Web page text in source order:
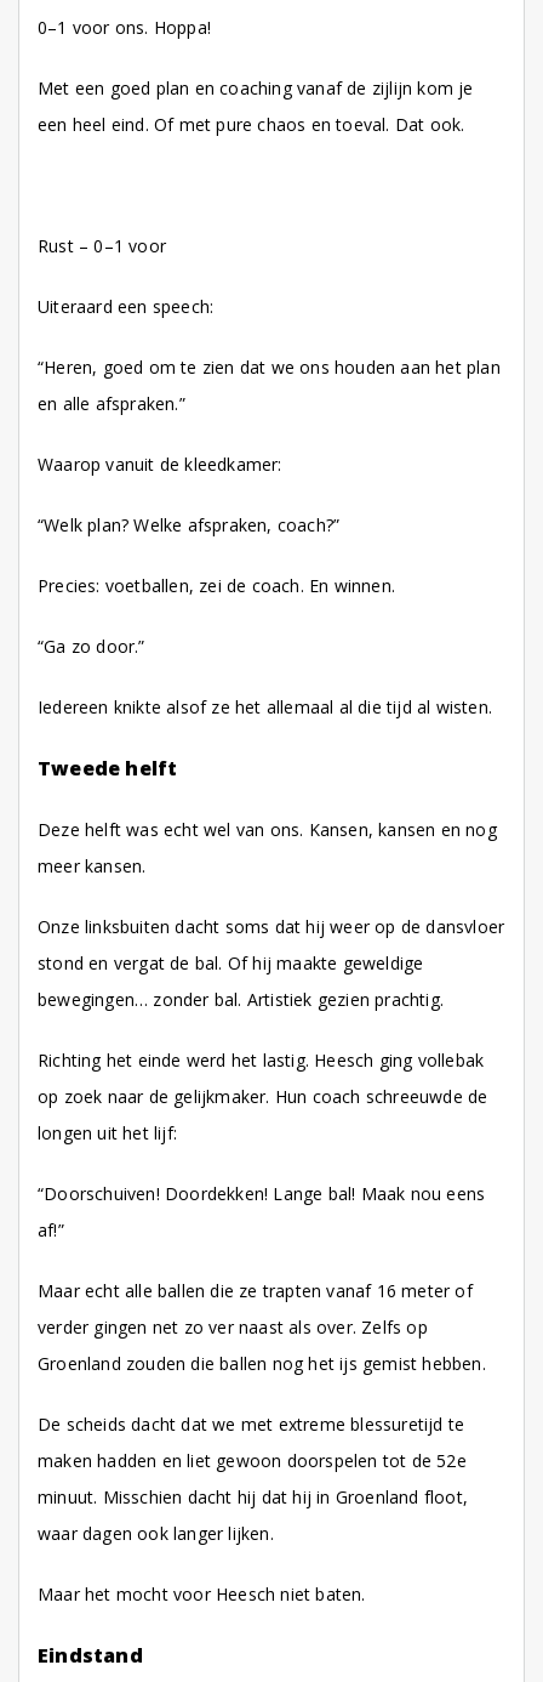
0–1 voor ons. Hoppa!
Met een goed plan en coaching vanaf de zijlijn kom je
een heel eind. Of met pure chaos en toeval. Dat ook.
Rust – 0–1 voor
Uiteraard een speech:
“Heren, goed om te zien dat we ons houden aan het plan
en alle afspraken.”
Waarop vanuit de kleedkamer:
“Welk plan? Welke afspraken, coach?”
Precies: voetballen, zei de coach. En winnen.
“Ga zo door.”
Iedereen knikte alsof ze het allemaal al die tijd al wisten.
Tweede helft
Deze helft was echt wel van ons. Kansen, kansen en nog
meer kansen.
Onze linksbuiten dacht soms dat hij weer op de dansvloer
stond en vergat de bal. Of hij maakte geweldige
bewegingen… zonder bal. Artistiek gezien prachtig.
Richting het einde werd het lastig. Heesch ging vollebak
op zoek naar de gelijkmaker. Hun coach schreeuwde de
longen uit het lijf:
“Doorschuiven! Doordekken! Lange bal! Maak nou eens
af!”
Maar echt alle ballen die ze trapten vanaf 16 meter of
verder gingen net zo ver naast als over. Zelfs op
Groenland zouden die ballen nog het ijs gemist hebben.
De scheids dacht dat we met extreme blessuretijd te
maken hadden en liet gewoon doorspelen tot de 52e
minuut. Misschien dacht hij dat hij in Groenland floot,
waar dagen ook langer lijken.
Maar het mocht voor Heesch niet baten.
Eindstand